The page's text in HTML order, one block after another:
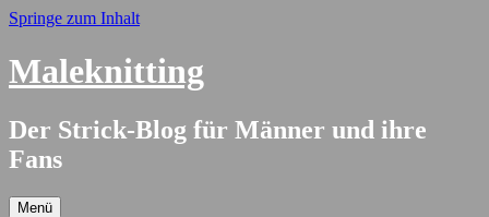
Springe zum Inhalt
Maleknitting
Der Strick-Blog für Männer und ihre
Fans
Menü